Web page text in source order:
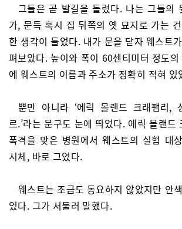
그들은 곧 발길을 돌렸다. 나는 그들의
가, 문득 혹시 집 뒤쪽의 옛 묘지로 가는
한 생각이 들었다. 내가 문을 닫자 웨스트
펴보았다. 높이와 폭이 60센티미터 정도
에 웨스트의 이름과 주소가 정확히 적혀 있
뿐만 아니라 ‘에릭 몰랜드 크래팸리,
르.’라는 문구도 눈에 띄었다. 에릭 몰랜드
폭격을 맞은 병원에서 웨스트의 실험 대
시체, 바로 그였다.
웨스트는 조금도 동요하지 않았지만 안
었다. 그가 서둘러 말했다.